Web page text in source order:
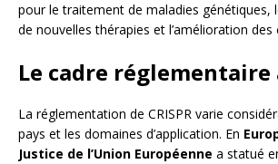
pour le traitement de maladies génétiques,
de nouvelles thérapies et l’amélioration des
Le cadre réglementaire
La réglementation de CRISPR varie
pays et les domaines d’application. En
Justice de l’Union Européenne a statué